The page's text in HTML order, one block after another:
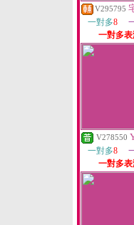
V295795
一對多8
一對多表
V278550
一對多8
一對多表